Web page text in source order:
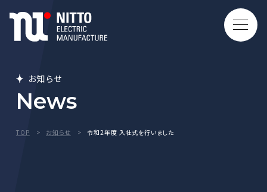
お知らせ
News
TOP お知らせ 令和2年度 入社式を行いました